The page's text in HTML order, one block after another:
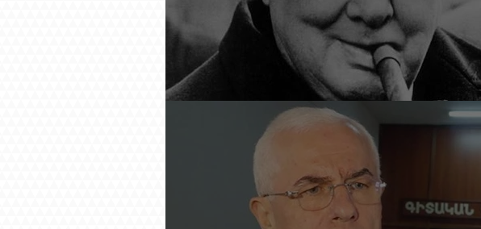
Չերչիլն ու հայերը